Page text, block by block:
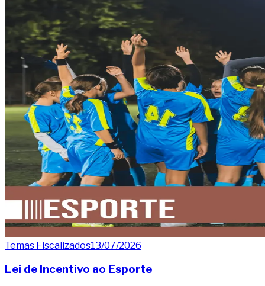
Temas Fiscalizados13/07/2026
Lei de Incentivo ao Esporte